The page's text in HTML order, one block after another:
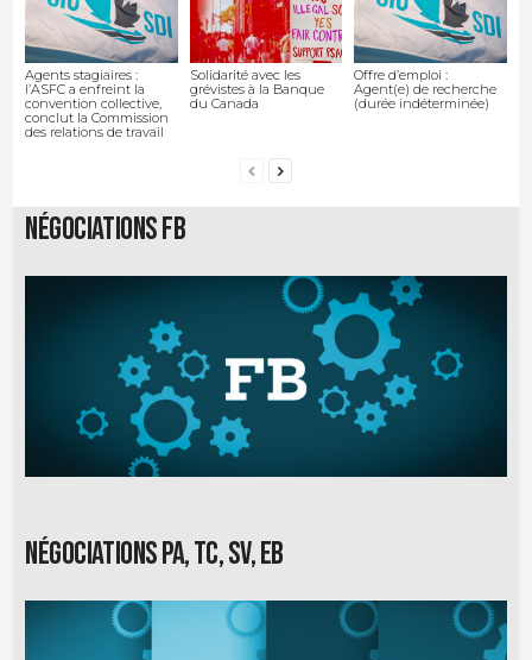
Agents stagiaires :
l’ASFC a enfreint la
convention collective,
conclut la Commission
des relations de travail
Solidarité avec les
grévistes à la Banque
du Canada
Offre d’emploi :
Agent(e) de recherche
(durée indéterminée)
Négociations FB
Négociations PA, TC, SV, EB